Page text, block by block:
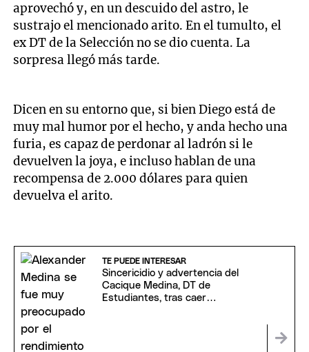
aprovechó y, en un descuido del astro, le
sustrajo el mencionado arito. En el tumulto, el
ex DT de la Selección no se dio cuenta. La
sorpresa llegó más tarde.
Dicen en su entorno que, si bien Diego está de
muy mal humor por el hecho, y anda hecho una
furia, es capaz de perdonar al ladrón si le
devuelven la joya, e incluso hablan de una
recompensa de 2.000 dólares para quien
devuelva el arito.
TE PUEDE INTERESAR
Sincericidio y advertencia del
Cacique Medina, DT de
Estudiantes, tras caer